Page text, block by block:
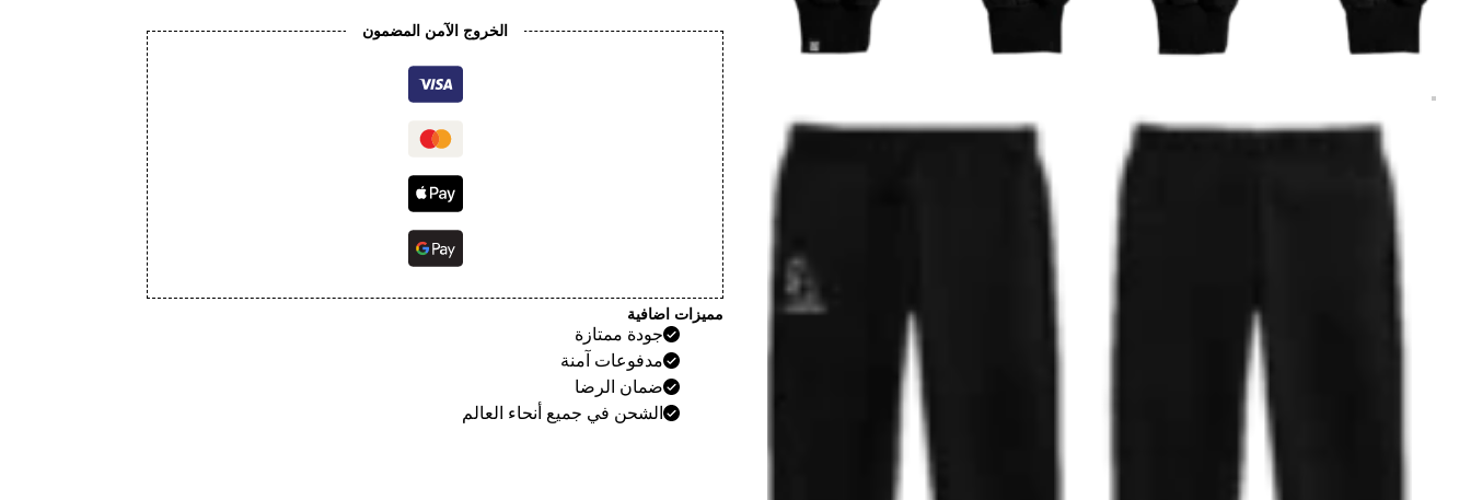
Sweatpants
الخروج الآمن المضمون
مميزات اضافية
جودة ممتازة
مدفوعات آمنة
ضمان الرضا
الشحن في جميع أنحاء العالم